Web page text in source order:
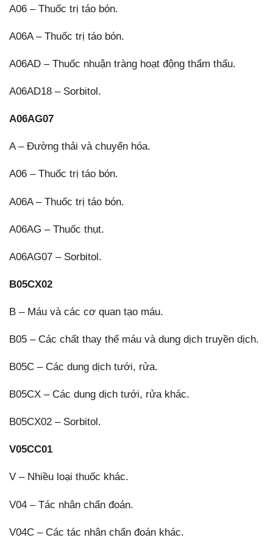
A06 – Thuốc trị táo bón.
A06A – Thuốc trị táo bón.
A06AD – Thuốc nhuận tràng hoạt động thẩm thấu.
A06AD18 – Sorbitol.
A06AG07
A – Đường thải và chuyển hóa.
A06 – Thuốc trị táo bón.
A06A – Thuốc trị táo bón.
A06AG – Thuốc thụt.
A06AG07 – Sorbitol.
B05CX02
B – Máu và các cơ quan tạo máu.
B05 – Các chất thay thế máu và dung dịch truyền dịch.
B05C – Các dung dịch tưới, rửa.
B05CX – Các dung dịch tưới, rửa khác.
B05CX02 – Sorbitol.
V05CC01
V – Nhiều loại thuốc khác.
V04 – Tác nhân chẩn đoán.
V04C – Các tác nhân chẩn đoán khác.